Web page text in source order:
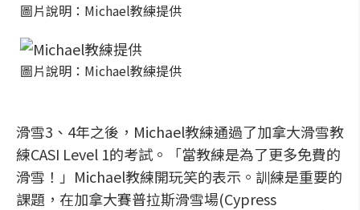
圖片說明：Michael教練提供
圖片說明：Michael教練提供
滑雪3、4年之後，Michael教練通過了加拿大滑雪教
練CASI Level 1的考試。「當教練是為了更多免費的
滑雪！」Michael教練開玩笑的表示。訓練是重要的
課題，在加拿大賽普拉斯滑雪場(Cypress